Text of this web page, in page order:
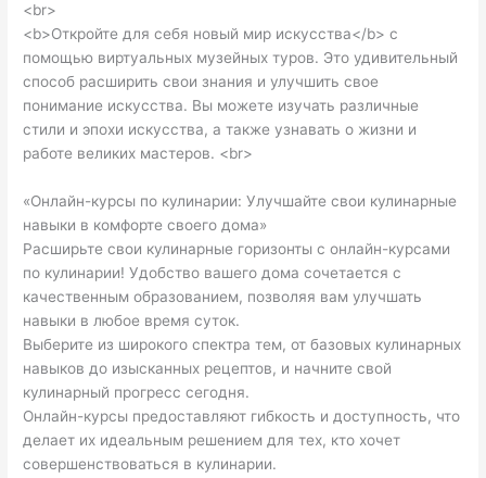
<br>
<b>Откройте для себя новый мир искусства</b> с
помощью виртуальных музейных туров. Это удивительный
способ расширить свои знания и улучшить свое
понимание искусства. Вы можете изучать различные
стили и эпохи искусства, а также узнавать о жизни и
работе великих мастеров. <br>
«Онлайн-курсы по кулинарии: Улучшайте свои кулинарные
навыки в комфорте своего дома»
Расширьте свои кулинарные горизонты с онлайн-курсами
по кулинарии! Удобство вашего дома сочетается с
качественным образованием, позволяя вам улучшать
навыки в любое время суток.
Выберите из широкого спектра тем, от базовых кулинарных
навыков до изысканных рецептов, и начните свой
кулинарный прогресс сегодня.
Онлайн-курсы предоставляют гибкость и доступность, что
делает их идеальным решением для тех, кто хочет
совершенствоваться в кулинарии.